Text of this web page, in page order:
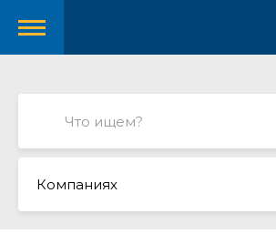
Компаниях